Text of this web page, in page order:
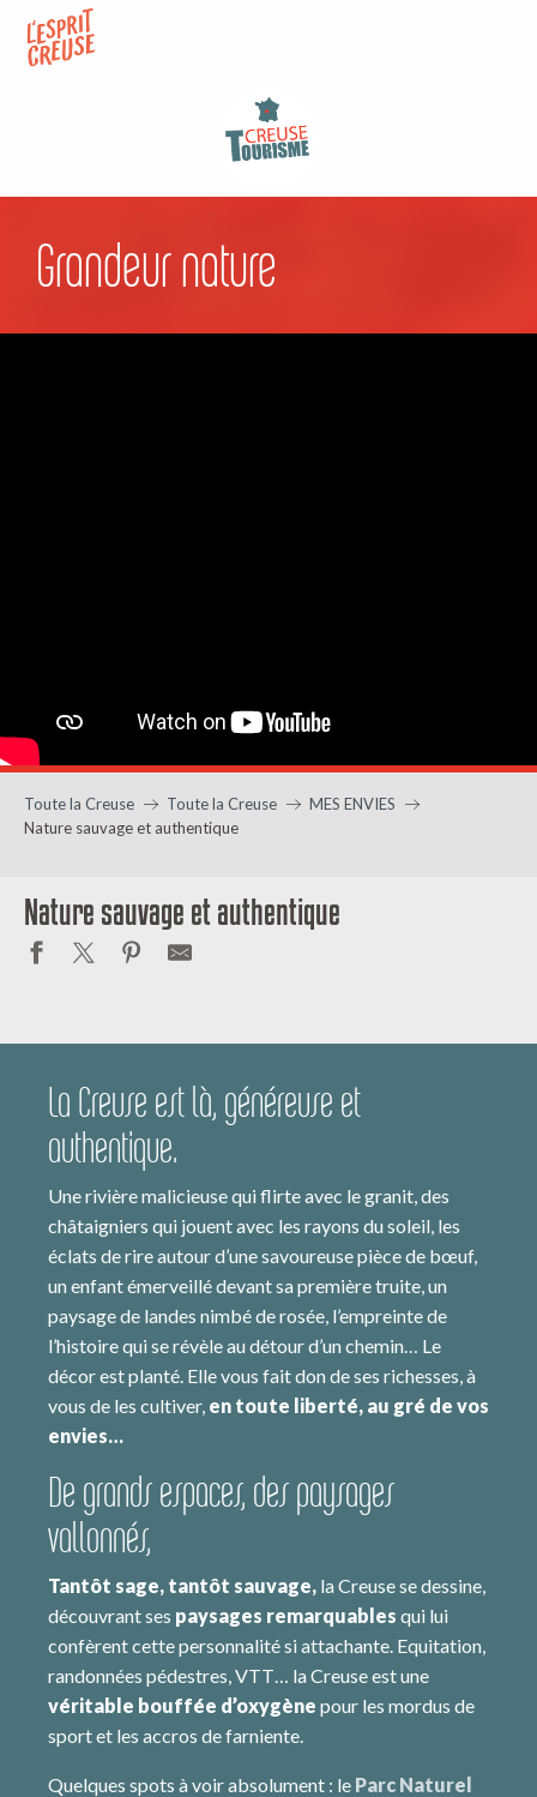
contenu
Grandeur nature
Toute la Creuse Toute la Creuse
MES ENVIES
Nature sauvage et authentique
Nature sauvage et authentique
La Creuse est là, généreuse et
authentique.
Une rivière malicieuse qui flirte avec le granit, des
châtaigniers qui jouent avec les rayons du soleil, les
éclats de rire autour d’une savoureuse pièce de bœuf,
un enfant émerveillé devant sa première truite, un
paysage de landes nimbé de rosée, l’empreinte de
l’histoire qui se révèle au détour d’un chemin… Le
décor est planté. Elle vous fait don de ses richesses, à
vous de les cultiver, en toute liberté, au gré de vos
envies…
De grands espaces, des paysages
vallonnés,
Tantôt sage, tantôt sauvage, la Creuse se dessine,
découvrant ses paysages remarquables qui lui
confèrent cette personnalité si attachante. Equitation,
randonnées pédestres, VTT… la Creuse est une
véritable bouffée d’oxygène pour les mordus de
sport et les accros de farniente.
Quelques spots à voir absolument : le Parc Naturel